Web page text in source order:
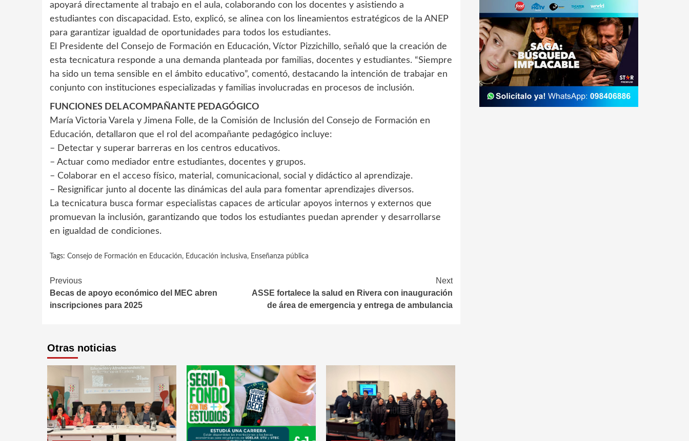
apoyará directamente al trabajo en el aula, colaborando con los docentes y asistiendo a
estudiantes con discapacidad. Esto, explicó, se alinea con los lineamientos estratégicos de la ANEP
para garantizar igualdad de oportunidades para todos los estudiantes.
El Presidente del Consejo de Formación en Educación, Víctor Pizzichillo, señaló que la creación de
esta tecnicatura responde a una demanda planteada por familias, docentes y estudiantes. “Siempre
ha sido un tema sensible en el ámbito educativo”, comentó, destacando la intención de trabajar en
conjunto con instituciones especializadas y familias involucradas en procesos de inclusión.
FUNCIONES DEL ACOMPAÑANTE PEDAGÓGICO
María Victoria Varela y Jimena Folle, de la Comisión de Inclusión del Consejo de Formación en
Educación, detallaron que el rol del acompañante pedagógico incluye:
– Detectar y superar barreras en los centros educativos.
– Actuar como mediador entre estudiantes, docentes y grupos.
– Colaborar en el acceso físico, material, comunicacional, social y didáctico al aprendizaje.
– Resignificar junto al docente las dinámicas del aula para fomentar aprendizajes diversos.
La tecnicatura busca formar especialistas capaces de articular apoyos internos y externos que
promuevan la inclusión, garantizando que todos los estudiantes puedan aprender y desarrollarse
en igualdad de condiciones.
Tags: Consejo de Formación en Educación, Educación inclusiva, Enseñanza pública
Continue
Reading
Previous
Becas de apoyo económico del MEC abren
inscripciones para 2025
Next
ASSE fortalece la salud en Rivera con inauguración
de área de emergencia y entrega de ambulancia
Otras noticias